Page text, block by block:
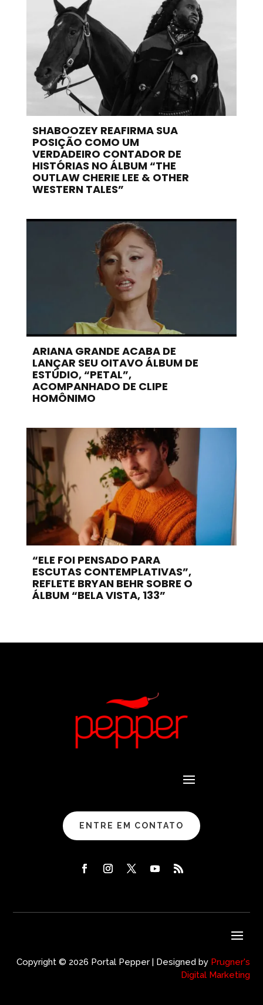
SHABOOZEY REAFIRMA SUA
POSIÇÃO COMO UM
VERDADEIRO CONTADOR DE
HISTÓRIAS NO ÁLBUM “THE
OUTLAW CHERIE LEE & OTHER
WESTERN TALES”
ARIANA GRANDE ACABA DE
LANÇAR SEU OITAVO ÁLBUM DE
ESTÚDIO, “PETAL”,
ACOMPANHADO DE CLIPE
HOMÔNIMO
“ELE FOI PENSADO PARA
ESCUTAS CONTEMPLATIVAS”,
REFLETE BRYAN BEHR SOBRE O
ÁLBUM “BELA VISTA, 133”
ENTRE EM CONTATO
Copyright © 2026 Portal Pepper | Designed by Prugner's
Digital Marketing